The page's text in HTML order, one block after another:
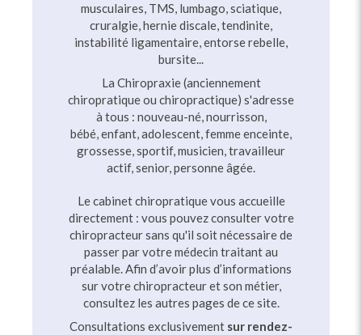
musculaires, TMS, lumbago, sciatique,
cruralgie, hernie discale, tendinite,
instabilité ligamentaire, entorse rebelle,
bursite...
La Chiropraxie (anciennement
chiropratique ou chiropractique) s'adresse
à tous : nouveau-né, nourrisson,
bébé, enfant, adolescent, femme enceinte,
grossesse, sportif, musicien, travailleur
actif, senior, personne âgée.
Le cabinet chiropratique vous accueille
directement : vous pouvez consulter votre
chiropracteur sans qu'il soit nécessaire de
passer par votre médecin traitant au
préalable. Afin d’avoir plus d’informations
sur votre chiropracteur et son métier,
consultez les autres pages de ce site.
Consultations exclusivement sur rendez-